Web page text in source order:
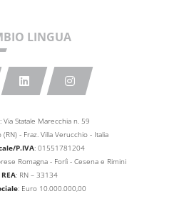
: Via Statale Marecchia n. 59
- Fraz. Villa Verucchio - Italia
P.IVA: 01551781204
Romagna - Forlì - Cesena e Rimini
: RN – 33134
: Euro 10.000.000,00
LINGUA